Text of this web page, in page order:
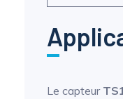
Le capteur